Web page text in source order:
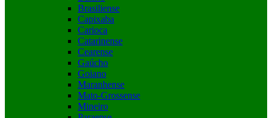
Brasiliense
Capixaba
Carioca
Catarinense
Cearense
Gaúcho
Goiano
Maranhense
Mato-Grossense
Mineiro